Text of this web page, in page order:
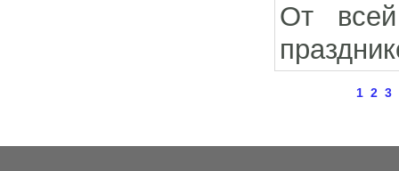
От
1 2 3